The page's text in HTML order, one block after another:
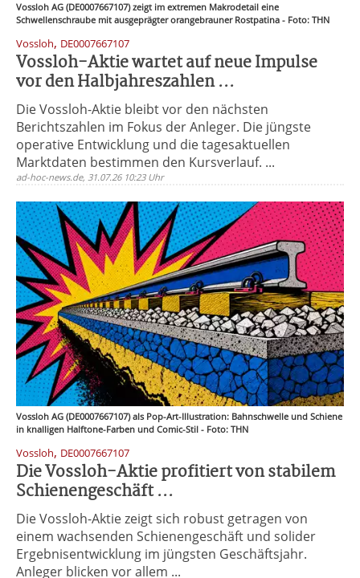
Vossloh AG (DE0007667107) zeigt im extremen Makrodetail eine
Schwellenschraube mit ausgeprägter orangebrauner Rostpatina - Foto: THN
Vossloh, DE0007667107
Vossloh-Aktie wartet auf neue Impulse
vor den Halbjahreszahlen ...
Die Vossloh-Aktie bleibt vor den nächsten
Berichtszahlen im Fokus der Anleger. Die jüngste
operative Entwicklung und die tagesaktuellen
Marktdaten bestimmen den Kursverlauf. ...
ad-hoc-news.de, 31.07.26 10:23 Uhr
Vossloh AG (DE0007667107) als Pop-Art-Illustration: Bahnschwelle und Schiene
in knalligen Halftone-Farben und Comic-Stil - Foto: THN
Vossloh, DE0007667107
Die Vossloh-Aktie profitiert von stabilem
Schienengeschäft ...
Die Vossloh-Aktie zeigt sich robust getragen von
einem wachsenden Schienengeschäft und solider
Ergebnisentwicklung im jüngsten Geschäftsjahr.
Anleger blicken vor allem ...